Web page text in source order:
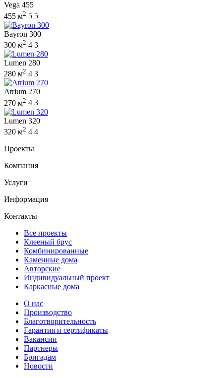
Vega 455
455 м2 5 5
Bayron 300
300 м2 4 3
Lumen 280
280 м2 4 3
Atrium 270
270 м2 4 3
Lumen 320
320 м2 4 4
Проекты
Компания
Услуги
Информация
Контакты
Все проекты
Клееный брус
Комбинированные
Каменные дома
Авторские
Индивидуальный проект
Каркасные дома
О нас
Производство
Благотворительность
Гарантия и сертификаты
Вакансии
Партнеры
Бригадам
Новости